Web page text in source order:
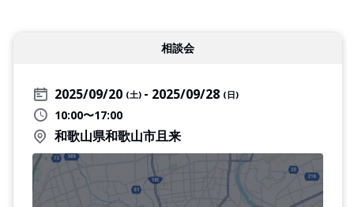
相談会
2025/09/20 (土) 2025/09/28 (日)
10:00〜17:00
和歌山県和歌山市且来